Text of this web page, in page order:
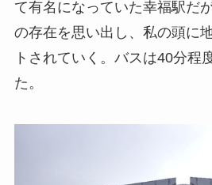
て有名になっていた幸福駅だ
の存在を思い出し、私の頭に
トされていく。バスは40分程
た。